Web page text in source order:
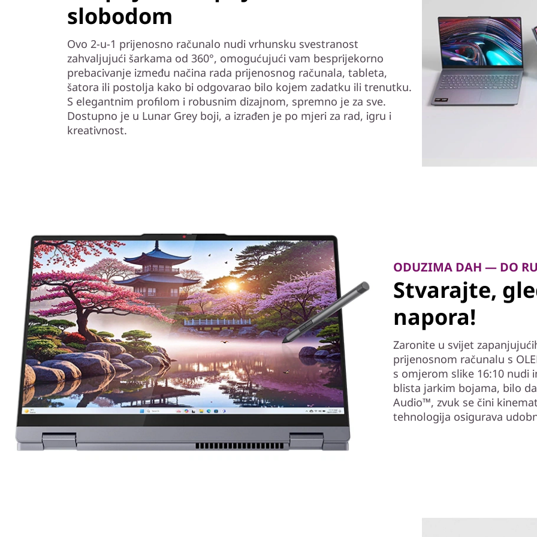
slobodom
Ovo 2-u-1 prijenosno računalo nudi vrhunsku svestranost
zahvaljujući šarkama od 360°, omogućujući vam besprijekorno
prebacivanje između načina rada prijenosnog računala, tableta,
šatora ili postolja kako bi odgovarao bilo kojem zadatku ili trenutku.
S elegantnim profilom i robusnim dizajnom, spremno je za sve.
Dostupno je u Lunar Grey boji, a izrađen je po mjeri za rad, igru i
kreativnost.
ODUZIMA DAH — DO
Stvarajte,
napora!
Zaronite u svijet
prijenosnom računalu s
s omjerom slike 16:10 nudi
blista jarkim bojama, bilo
Audio™, zvuk se čini
tehnologija osigurava